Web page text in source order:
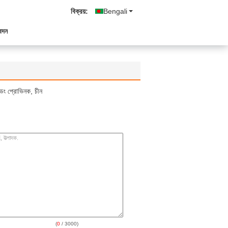
Bengali
বিক্রয়:
প্রোভিনক, চীন
(0 / 3000)